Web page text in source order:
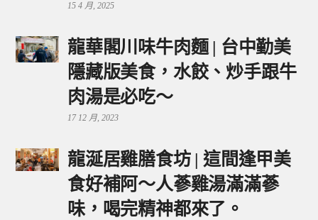
15 4 月, 2025
龍華閣川味牛肉麵 | 台中勤美
隱藏版美食，水餃、炒手跟牛
肉湯是必吃～
17 12 月, 2023
龍涎居雞膳食坊 | 這間逢甲美
食好補阿～人蔘雞湯滿滿蔘
味，喝完精神都來了。